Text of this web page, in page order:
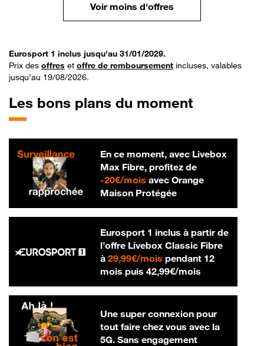
Voir moins d'offres
Eurosport 1 inclus jusqu'au 31/01/2029.
Prix des offres et offre de remboursement incluses, valables
jusqu’au 19/08/2026.
Les bons plans du moment
En ce moment, avec Livebox
Max Fibre, profitez de
-20€/mois20 € par mois
avec Orange
Maison Protégée
Eurosport 1 inclus à partir de
l’offre Livebox Classic Fibre
à 29,99€/mois29,99 € par mois
pendant 12
mois puis 42,99€/mois42,99 € par
Une super connexion pour
tout faire chez vous avec la
5G. Sans engagement